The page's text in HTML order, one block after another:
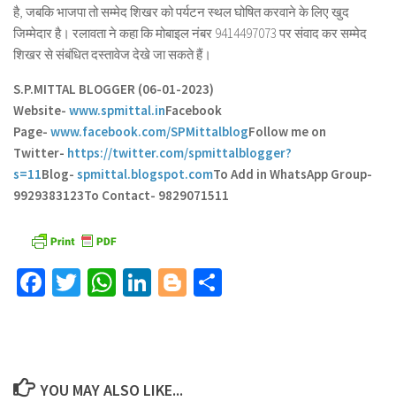
है, जबकि भाजपा तो सम्मेद शिखर को पर्यटन स्थल घोषित करवाने के लिए खुद
जिम्मेदार है। रलावता ने कहा कि मोबाइल नंबर 9414497073 पर संवाद कर सम्मेद
शिखर से संबंधित दस्तावेज देखे जा सकते हैं।
S.P.MITTAL BLOGGER (06-01-2023)
Website- www.spmittal.inFacebook
Page- www.facebook.com/SPMittalblogFollow me on
Twitter- https://twitter.com/spmittalblogger?
s=11Blog- spmittal.blogspot.comTo Add in WhatsApp Group-
9929383123To Contact- 9829071511
Facebook
TwitterWhatsApp
LinkedIn
Blogger
YOU MAY ALSO LIKE...